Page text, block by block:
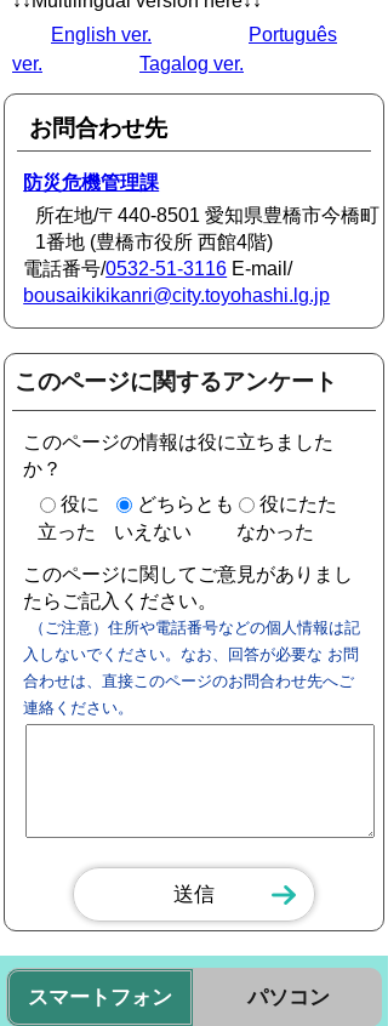
English ver.
Português
ver.
Tagalog ver.
お問合わせ先
防災危機管理課
所在地/〒440-8501 愛知県豊橋市今橋町
1番地 (豊橋市役所 西館4階)
電話番号/0532-51-3116 E-mail/
bousaikikikanri@city.toyohashi.lg.jp
このページに関するアンケート
このページの情報は役に立ちました
か？
役に
立った
どちらとも
いえない
役にたた
なかった
このページに関してご意見がありまし
たらご記入ください。
（ご注意）住所や電話番号などの個人情報は記
入しないでください。なお、回答が必要な お問
合わせは、直接このページのお問合わせ先へご
連絡ください。
スマートフォン パソコン